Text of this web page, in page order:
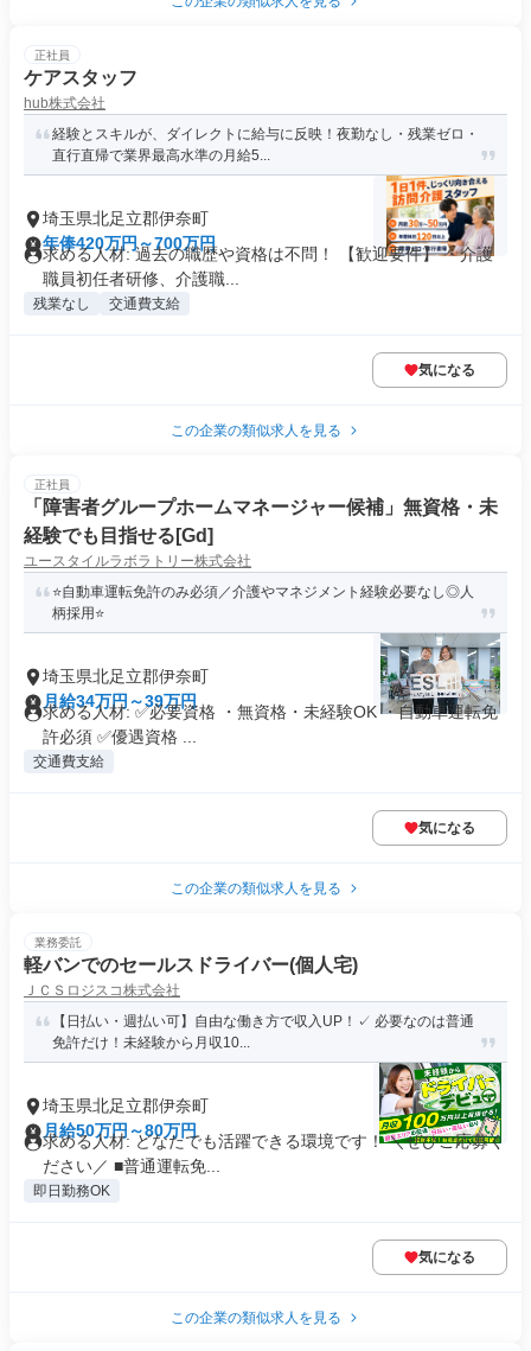
正社員
ケアスタッフ
hub株式会社
経験とスキルが、ダイレクトに給与に反映！夜勤なし・残業ゼロ・
直行直帰で業界最高水準の月給5...
埼玉県北足立郡伊奈町
年俸420万円～700万円
求める人材: 過去の職歴や資格は不問！ 【歓迎要件】 ・介護
職員初任者研修、介護職...
残業なし 交通費支給
気になる
この企業の類似求人を見る
正社員
「障害者グループホームマネージャー候補」無資格・未
経験でも目指せる[Gd]
ユースタイルラボラトリー株式会社
⭐️自動車運転免許のみ必須／介護やマネジメント経験必要なし◎人
柄採用⭐️
埼玉県北足立郡伊奈町
月給34万円～39万円
求める人材: ✅必要資格 ・無資格・未経験OK ・自動車運転免
許必須 ✅優遇資格 ...
交通費支給
気になる
この企業の類似求人を見る
業務委託
軽バンでのセールスドライバー(個人宅)
ＪＣＳロジスコ株式会社
【日払い・週払い可】自由な働き方で収入UP！✓ 必要なのは普通
免許だけ！未経験から月収10...
埼玉県北足立郡伊奈町
月給50万円～80万円
求める人材: どなたでも活躍できる環境です！ ＼ぜひご応募く
ださい／ ■普通運転免...
即日勤務OK
気になる
この企業の類似求人を見る